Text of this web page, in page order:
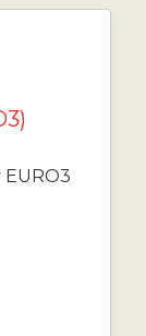
EURO3